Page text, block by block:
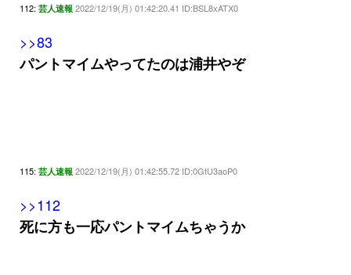
112: 芸人速報 2022/12/19(月) 01:42:20.41 ID:BSL8xATX0
>>83
パントマイムやってたのは浦井やぞ
115: 芸人速報 2022/12/19(月) 01:42:55.72 ID:0GtU3aoP0
>>112
死に方も一応パントマイムちゃうか